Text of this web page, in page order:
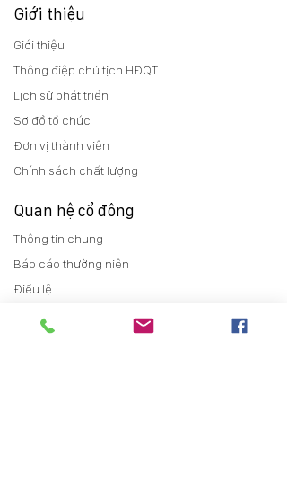
Giới thiệu
Giới thiệu
Thông điệp chủ tịch HĐQT
Lịch sử phát triển
Sơ đồ tổ chức
Đơn vị thành viên
Chính sách chất lượng
Quan hệ cổ đông
Thông tin chung
Báo cáo thường niên
Điều lệ
Trợ giúp cổ đông